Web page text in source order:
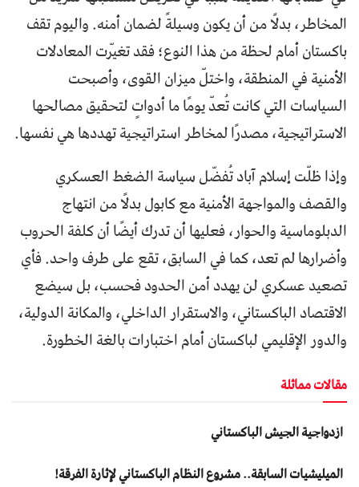
المخاطر، بدلًا من أن يكون وسيلةً لضمان أمنه. واليوم تقف
باكستان أمام لحظة من هذا النوع؛ فقد تغيّرت المعادلات
الأمنية في المنطقة، واختلّ ميزان القوى، وأصبحت
السياسات التي كانت تُعدّ يومًا ما أدواتٍ لتحقيق مصالحها
الاستراتيجية، مصدرًا لمخاطر استراتيجية تهددها هي نفسها.
وإذا ظلّت إسلام آباد تُفضّل سياسة الضغط العسكري
والقصف والمواجهة الأمنية مع كابول بدلًا من انتهاج
الدبلوماسية والحوار، فعليها أن تدرك أيضًا أن كلفة الحروب
وأضرارها لم تعد، كما في السابق، تقع على طرف واحد. فأي
تصعيد عسكري لن يهدد أمن الحدود فحسب، بل سيضع
الاقتصاد الباكستاني، والاستقرار الداخلي، والمكانة الدولية،
والدور الإقليمي لباكستان أمام اختبارات بالغة الخطورة.
مقالات مماثلة
ازدواجية الجيش الباكستاني
المیلیشیات السابقة.. مشروع النظام الباكستاني لإثارة الفرقة!